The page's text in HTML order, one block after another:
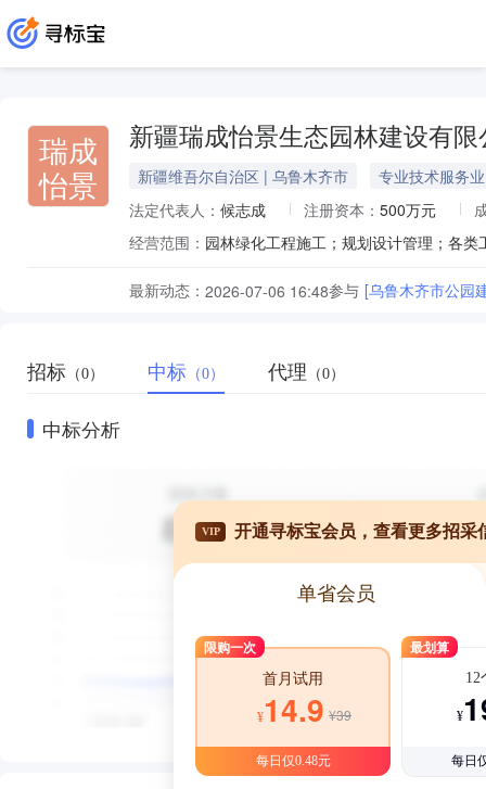
瑞成
怡景
新疆瑞成怡景生态园林建设有限
新疆维吾尔自治区 | 乌鲁木齐市
专业技术服务业
法定代表人： 候志成 注册资本： 500万元
经营范围：
最新动态： 2026-07-06 16:48参与 [乌鲁木齐市公园
招标 （0） 中标 （0） 代理 （0）
中标分析
VIP 开通寻标宝会员，查看更多招采
单省会员
限购一次
首月试用
¥14.9 ¥39
每日仅0.48元
最划算
12
¥
每日